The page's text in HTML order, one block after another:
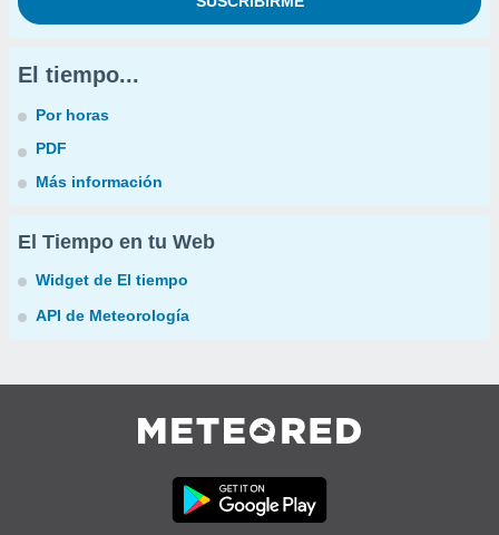
El tiempo...
Por horas
PDF
Más información
El Tiempo en tu Web
Widget de El tiempo
API de Meteorología